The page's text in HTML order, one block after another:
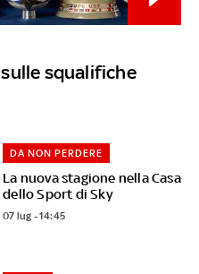
squalifiche
La nuova stagione nella Casa
dello Sport di Sky
DA NON PERDERE
07 lug - 14:45